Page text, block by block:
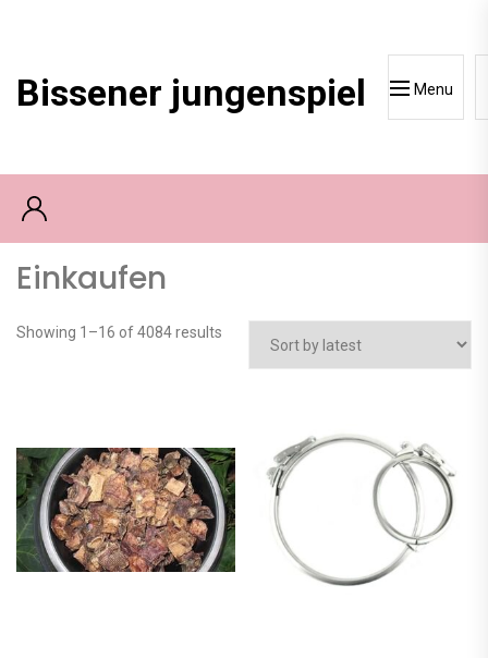
Bissener jungenspiel Menu
Einkaufen
Showing 1–16 of 4084 results